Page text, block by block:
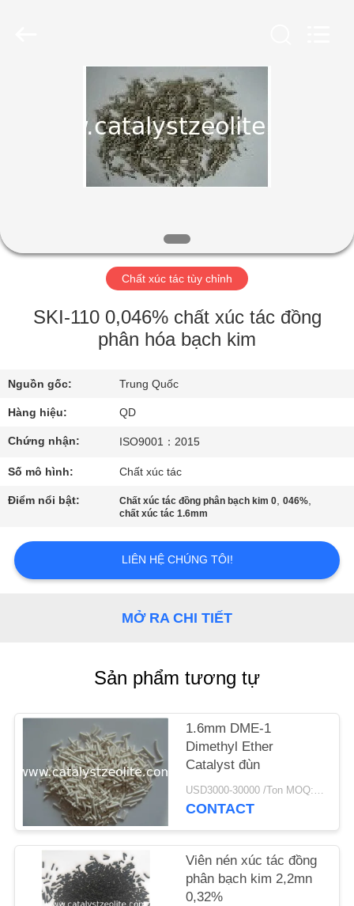
VỀ
TÔI
QUAN
NHÀ
MÁY
KIỂM
CHẤT
LƯỢNG
TỨC
CÁC
TRƯỜNG
HỢP
Chất xúc tác tùy chỉnh
SKI-110 0,046% chất xúc tác đồng
phân hóa bạch kim
Nguồn gốc: Trung Quốc
Hàng hiệu: QD
Chứng nhận: ISO9001：2015
Số mô hình: Chất xúc tác
Điểm nổi bật: Chất xúc tác đồng phân bạch kim 0,046%,
chất xúc tác 1.6mm
LIÊN HỆ CHÚNG TÔI!
MỞ RA CHI TIẾT
Sản phẩm tương tự
1.6mm DME-1
Dimethyl Ether
Catalyst đùn
USD3000-30000 /Ton MOQ:1 kg
CONTACT
Viên nén xúc tác đồng
phân bạch kim 2,2mn
0,32%